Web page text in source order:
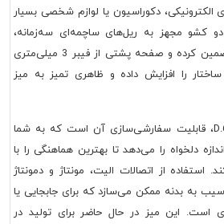
الکترونیکی، دکوراسیون یا لوازم شخصی بسیار
کشو مجهز به ریل‌های ساچمه‌ای سه‌زمانه،
دسترسی آسان و روان را تضمین کرده و صفحه پشتی از فیبر 3 میلی‌متری
را افزایش داده و ظاهری تمیز به میز
یکی از نقاط قوت میز D.6007، قابلیت سفارشی‌سازی آن است که به شما
دلخواه را می‌دهد تا بهترین هماهنگی را با
استفاده از اتصالات الیت، مونتاژ و دمونتاژ
به بدنه ممکن می‌سازد که برای جابجایی یا
است. این میز در حال حاضر برای تولید در